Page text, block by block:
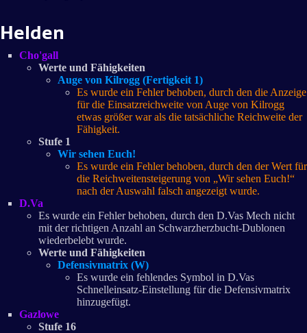
Helden
Cho'gall
Werte und Fähigkeiten
Auge von Kilrogg (Fertigkeit 1)
Es wurde ein Fehler behoben, durch den die Anzeige
für die Einsatzreichweite von Auge von Kilrogg
etwas größer war als die tatsächliche Reichweite der
Fähigkeit.
Stufe 1
Wir sehen Euch!
Es wurde ein Fehler behoben, durch den der Wert für
die Reichweitensteigerung von „Wir sehen Euch!“
nach der Auswahl falsch angezeigt wurde.
D.Va
Es wurde ein Fehler behoben, durch den D.Vas Mech nicht
mit der richtigen Anzahl an Schwarzherzbucht-Dublonen
wiederbelebt wurde.
Werte und Fähigkeiten
Defensivmatrix (W)
Es wurde ein fehlendes Symbol in D.Vas
Schnelleinsatz-Einstellung für die Defensivmatrix
hinzugefügt.
Gazlowe
Stufe 16